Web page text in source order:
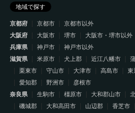
地域で探す
京都府
京都市
京都市以外
大阪府
大阪市 堺市
大阪市・堺市以外
兵庫県
神戸市
神戸市以外
滋賀県
米原市 犬上郡 近江八幡市
栗東市
守山市 大津市 高島市 東
愛知郡
野洲市
彦根市
奈良県
生駒市 橿原市 大和郡山市
磯城郡
大和高田市 山辺郡 香芝市